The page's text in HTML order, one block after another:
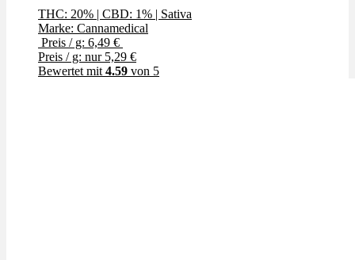
THC: 20% | CBD: 1% | Sativa
Marke: Cannamedical
Preis / g: 6,49 €
Preis / g: nur 5,29 €
Bewertet mit 4.59 von 5